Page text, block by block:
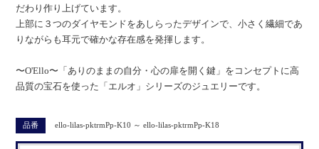
だわり作り上げています。
上部に３つのダイヤモンドをあしらったデザインで、小さく繊細であ
りながらも耳元で確かな存在感を発揮します。
〜O'Ello〜「ありのままの自分・心の扉を開く鍵」をコンセプトに高
品質の宝石を使った「エルオ」シリーズのジュエリーです。
品番 ello-lilas-pktrmPp-K10 ～ ello-lilas-pktrmPp-K18